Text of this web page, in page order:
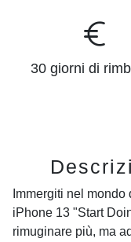
30 giorni di
Immergiti nel
iPhone 13 "Start
rimuginare più, ma